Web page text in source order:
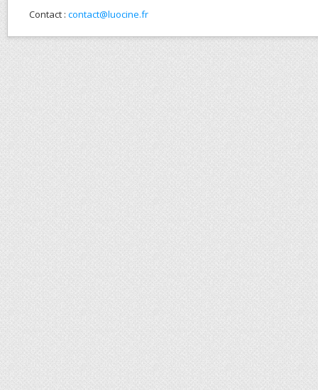
Contact : contact@luocine.fr